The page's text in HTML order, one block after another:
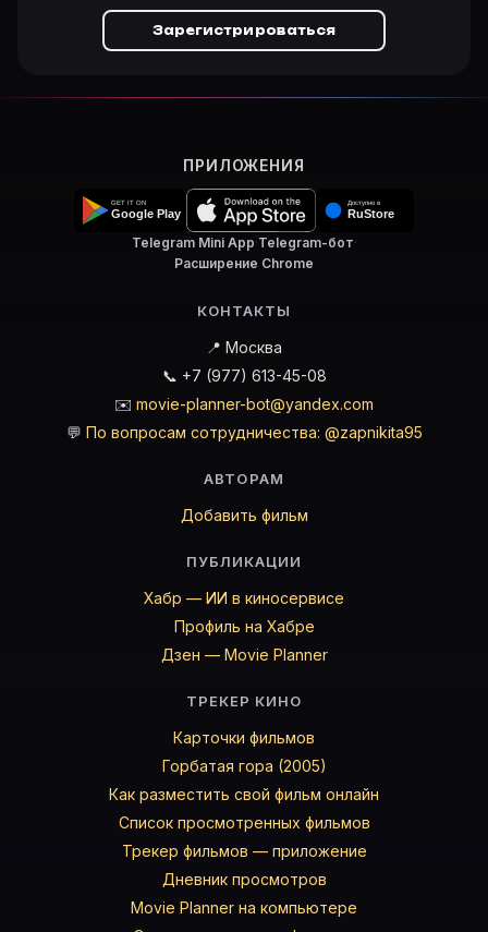
Зарегистрироваться
ПРИЛОЖЕНИЯ
Telegram Mini App·Telegram-бот·
Расширение Chrome
КОНТАКТЫ
📍 Москва
📞 +7 (977) 613-45-08
✉️ movie-planner-bot@yandex.com
💬 По вопросам сотрудничества: @zapnikita95
АВТОРАМ
Добавить фильм
ПУБЛИКАЦИИ
Хабр — ИИ в киносервисе
Профиль на Хабре
Дзен — Movie Planner
ТРЕКЕР КИНО
Карточки фильмов
Горбатая гора (2005)
Как разместить свой фильм онлайн
Список просмотренных фильмов
Трекер фильмов — приложение
Дневник просмотров
Movie Planner на компьютере